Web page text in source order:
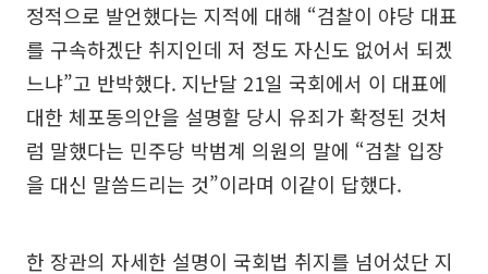
정적으로 발언했다는 지적에 대해 “검찰이 야당 대표
를 구속하겠단 취지인데 저 정도 자신도 없어서 되겠
느냐”고 반박했다. 지난달 21일 국회에서 이 대표에
대한 체포동의안을 설명할 당시 유죄가 확정된 것처
럼 말했다는 민주당 박범계 의원의 말에 “검찰 입장
을 대신 말씀드리는 것”이라며 이같이 답했다.
한 장관의 자세한 설명이 국회법 취지를 넘어섰단 지